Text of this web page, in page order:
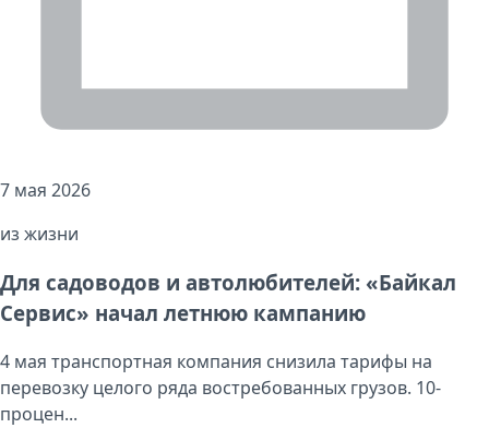
7 мая 2026
из жизни
Для садоводов и автолюбителей: «Байкал
Сервис» начал летнюю кампанию
4 мая транспортная компания снизила тарифы на
перевозку целого ряда востребованных грузов. 10-
процен...